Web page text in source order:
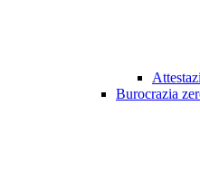
Burocrazia